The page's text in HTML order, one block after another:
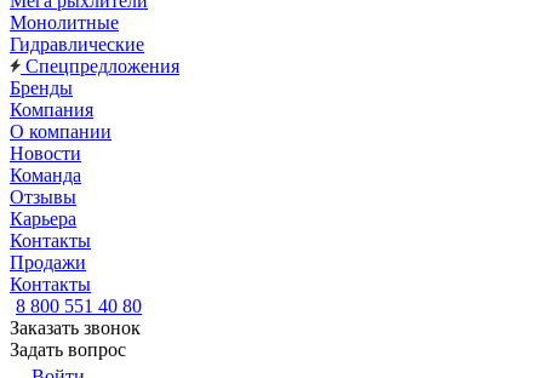
Монолитные
Гидравлические
Спецпредложения
Бренды
Компания
О компании
Новости
Команда
Отзывы
Карьера
Контакты
Продажи
Контакты
8 800 551 40 80
Заказать звонок
Задать вопрос